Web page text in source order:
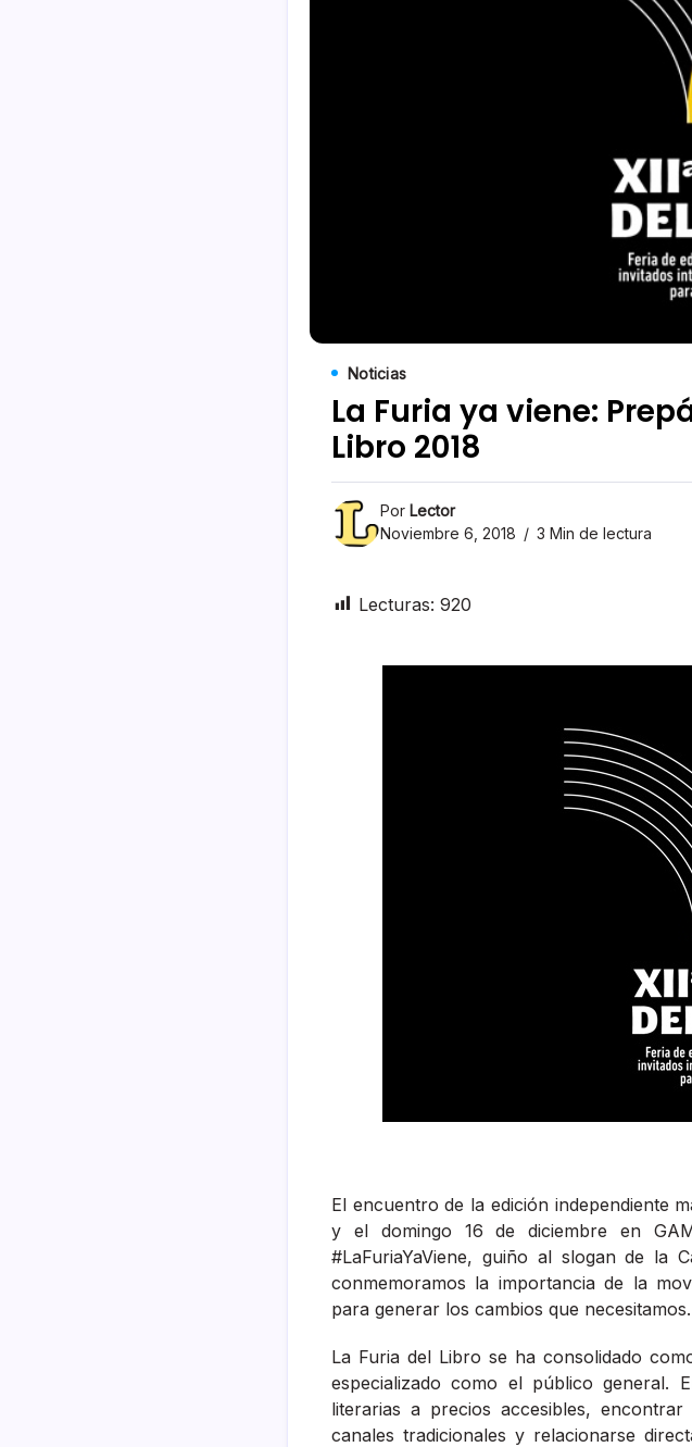
Noticias
La Furia ya viene:
Libro 2018
Por Lector
Noviembre 6, 2018
3 Min de lectura
Lecturas: 920
El encuentro de la edición independiente
y el domingo 16 de diciembre en
#LaFuriaYaViene, guiño al slogan de la
conmemoramos la importancia de la
para generar los cambios que necesitamos.
La Furia del Libro se ha consolidado
especializado como el público general.
literarias a precios accesibles,
canales tradicionales y relacionarse